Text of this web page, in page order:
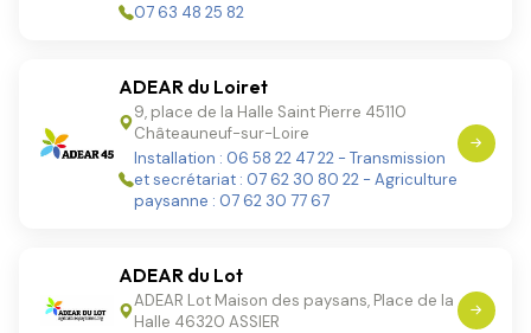
07 63 48 25 82
ADEAR du Loiret
9, place de la Halle Saint Pierre 45110
Châteauneuf-sur-Loire
Installation : 06 58 22 47 22 - Transmission
et secrétariat : 07 62 30 80 22 - Agriculture
paysanne : 07 62 30 77 67
ADEAR du Lot
ADEAR Lot Maison des paysans, Place de la
Halle 46320 ASSIER